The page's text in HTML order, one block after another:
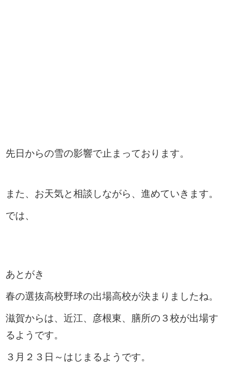
先日からの雪の影響で止まっております。
また、お天気と相談しながら、進めていきます。
では、
あとがき
春の選抜高校野球の出場高校が決まりましたね。
滋賀からは、近江、彦根東、膳所の３校が出場す
るようです。
３月２３日～はじまるようです。